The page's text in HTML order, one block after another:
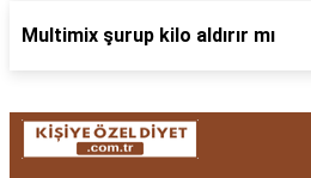
Multimix şurup kilo aldırır mı